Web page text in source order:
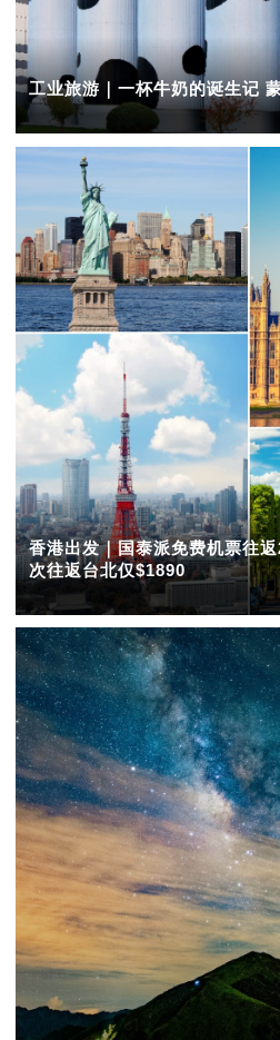
工业旅游｜一杯牛奶的诞生记
香港出发｜国泰派免费机票往
次往返台北仅$1890